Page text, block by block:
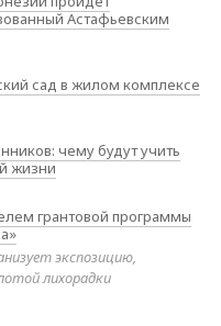
Астафьевским
сад в жилом комплексе
чему будут учить
жизни
грантовой программы
экспозицию,
лихорадки